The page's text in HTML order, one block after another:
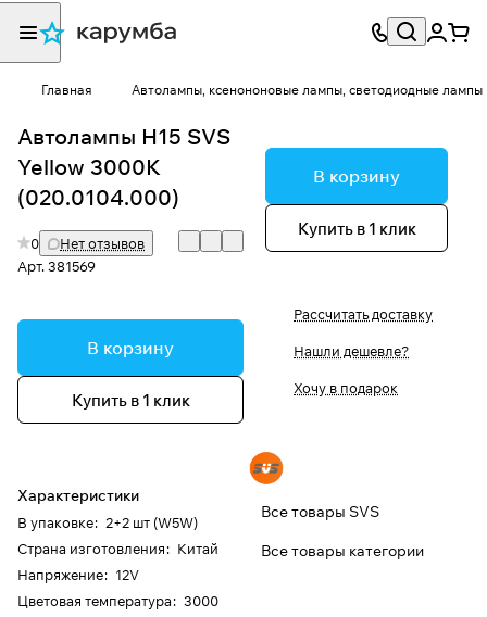
Главная Автолампы, ксенононовые лампы, светодиодные лампы
Автолампы H15 SVS
Yellow 3000K
(020.0104.000)
0
Нет отзывов
Арт.381569
В корзину
Купить в 1 клик
Характеристики
В упаковке: 2+2 шт (W5W)
Страна изготовления: Китай
Напряжение: 12V
Цветовая температура: 3000
В корзину
Купить в 1 клик
Рассчитать доставку
Нашли дешевле?
Хочу в подарок
Все товары SVS
Все товары категории